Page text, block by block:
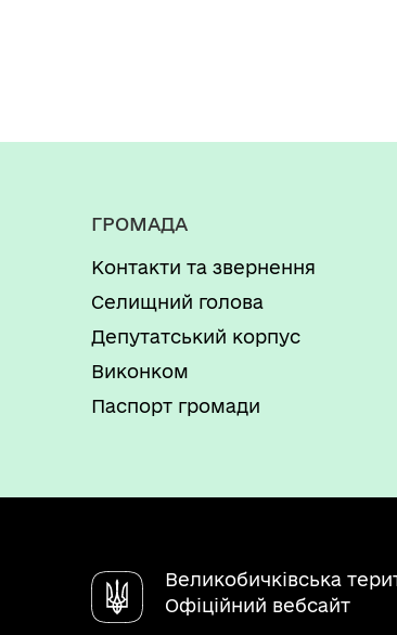
ГРОМАДА
Контакти та звернення
Селищний голова
Депутатський корпус
Виконком
Паспорт громади
Великобичківська
Офіційний вебсайт